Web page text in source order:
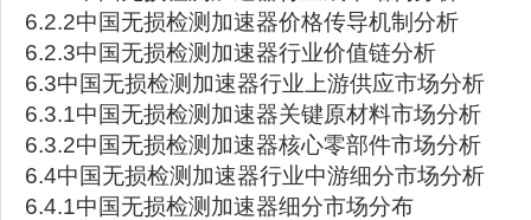
6.2.2中国无损检测加速器价格传导机制分析
6.2.3中国无损检测加速器行业价值链分析
6.3中国无损检测加速器行业上游供应市场分析
6.3.1中国无损检测加速器关键原材料市场分析
6.3.2中国无损检测加速器核心零部件市场分析
6.4中国无损检测加速器行业中游细分市场分析
6.4.1中国无损检测加速器细分市场分布